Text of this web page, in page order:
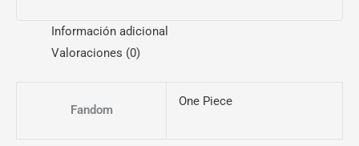
Información adicional
Valoraciones (0)
Fandom
One Piece